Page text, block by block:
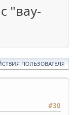
"вау-
ПОЛЬЗОВАТЕЛЯ
#30